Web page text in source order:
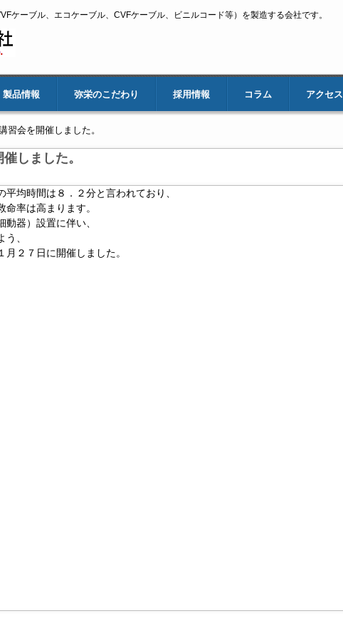
ケーブル、エコケーブル、CVFケーブル、ビニルコード等）を製造する会社です。
製品情報 弥栄のこだわり 採用情報 コラム アクセス
習会を開催しました。
しました。
均時間は８．２分と言われており、
率は高まります。
器）設置に伴い、
、
２７日に開催しました。